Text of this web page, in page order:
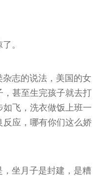
。
志的说法，美国的女
，甚至生完孩子就去打
如飞，洗衣做饭上班一
应，哪有你们这么娇
坐月子是封建，是糟